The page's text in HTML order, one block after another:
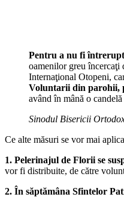
Pentru a nu fi
oamenilor greu încercaţi
Internaţional Otopeni,
Voluntarii din parohii,
având în mână o
Sinodul Bisericii
Ce alte măsuri se vor mai
1. Pelerinajul de Florii se
vor fi distribuite, de către
2. În săptămâna Sfintelor